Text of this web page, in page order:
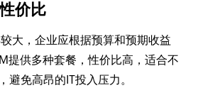
价比
大，企业应根据预算和预期收益
提供多种套餐，性价比高，适合不
避免高昂的IT投入压力。